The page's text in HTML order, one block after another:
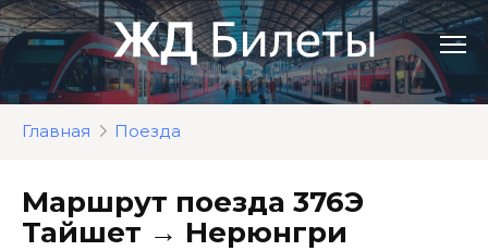
Перейти
к
контенту
Главная Поезда
Маршрут поезда 376Э
Тайшет → Нерюнгри